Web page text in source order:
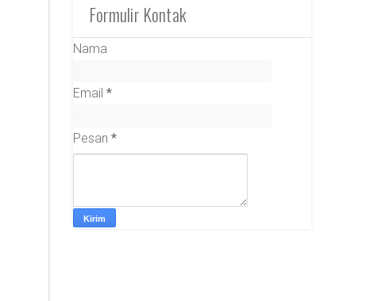
Formulir Kontak
Nama
Email*
Pesan*